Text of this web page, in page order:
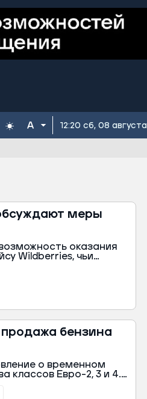
12:20 сб, 08 августа
меры
оказания
Wildberries, чьи
рабочая группа,
Об этом
бензина
о временном
классов Евро-2, 3 и 4.